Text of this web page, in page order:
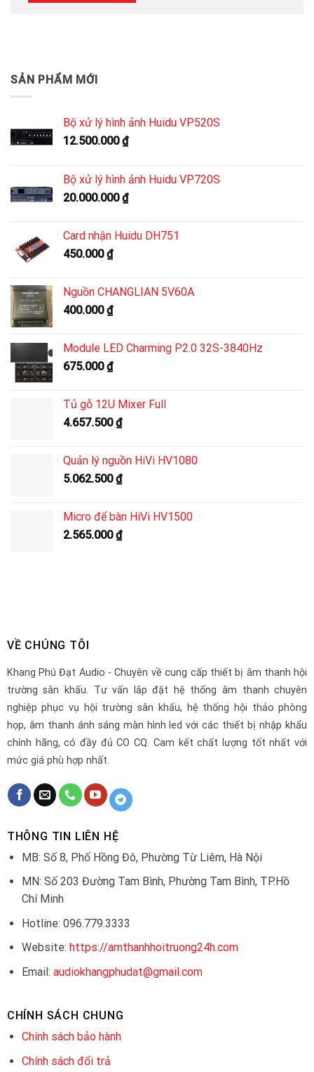
SẢN PHẨM MỚI
Bộ xử lý hình ảnh Huidu VP520S
12.500.000₫
Bộ xử lý hình ảnh Huidu VP720S
20.000.000₫
Card nhận Huidu DH751
450.000₫
Nguồn CHANGLIAN 5V60A
400.000₫
Module LED Charming P2.0 32S-3840Hz
675.000₫
Tủ gỗ 12U Mixer Full
4.657.500₫
Quản lý nguồn HiVi HV1080
5.062.500₫
Micro để bàn HiVi HV1500
2.565.000₫
VỀ CHÚNG TÔI
Khang Phú Đạt Audio - Chuyên về cung cấp thiết bị âm thanh hội
trường sân khấu. Tư vấn lắp đặt hệ thống âm thanh chuyên
nghiệp phục vụ hội trường sân khấu, hệ thống hội thảo phòng
họp, âm thanh ánh sáng màn hình led với các thiết bị nhập khẩu
chính hãng, có đầy đủ CO CQ. Cam kết chất lượng tốt nhất với
mức giá phù hợp nhất.
THÔNG TIN LIÊN HỆ
MB: Số 8, Phố Hồng Đô, Phường Từ Liêm, Hà Nội
MN: Số 203 Đường Tam Bình, Phường Tam Bình, TP.Hồ
Chí Minh
Hotline: 096.779.3333
Website: https://amthanhhoitruong24h.com
Email: audiokhangphudat@gmail.com
CHÍNH SÁCH CHUNG
Chính sách bảo hành
Chính sách đổi trả